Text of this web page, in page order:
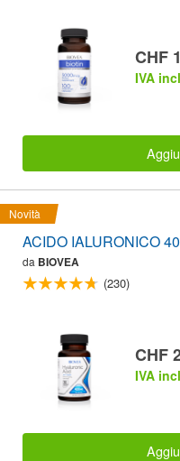
CHF
IVA
Novità
ACIDO IALURONICO
da BIOVEA
(230)
CHF
IVA